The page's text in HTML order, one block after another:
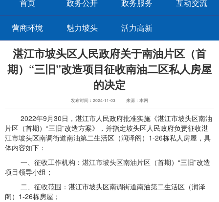
首页 政务公开 政务服务 互动交流
营商环境 魅力坡头 活力高新
湛江市坡头区人民政府关于南油片区（首
期）“三旧”改造项目征收南油二区私人房屋
的决定
发布时间：2024-11-03 来源：本网
2022年9月30日，湛江市人民政府批准实施《湛江市坡头区南油
片区（首期）“三旧”改造方案》，并指定坡头区人民政府负责征收湛
江市坡头区南调街道南油第二生活区（润泽阁）1-26栋私人房屋，具
体内容如下：
一、征收工作机构：湛江市坡头区南油片区（首期）“三旧”改造
项目领导小组；
二、征收范围：湛江市坡头区南调街道南油第二生活区（润泽
阁）1-26栋房屋；